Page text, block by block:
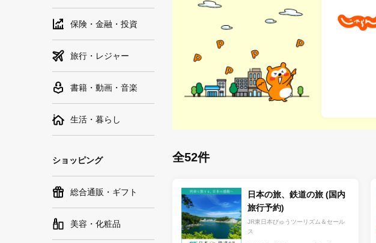
保険・金融・投資
旅行・レジャー
書籍・動画・音楽
生活・暮らし
ショッピング
総合通販・ギフト
美容・化粧品
全52件
日本の旅、鉄道の旅 (国内
旅行予約)
JR東日本びゅうツーリズム＆セール
ス